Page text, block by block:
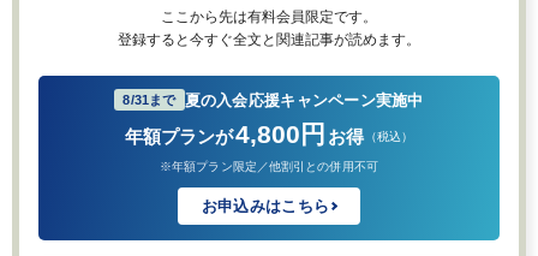
ここから先は有料会員限定です。
登録すると今すぐ全文と関連記事が読めます。
8/31まで 夏の入会応援キャンペーン実施中
年額プランが4,800円 お得 （税込）
※年額プラン限定／他割引との併用不可
お申込みはこちら